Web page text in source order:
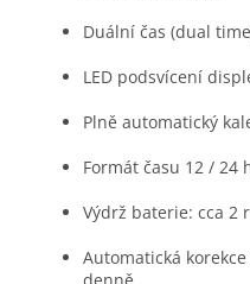
Duální čas (dual
LED podsvícení
Plně automatický
Formát času 12 / 24
Výdrž baterie: cca 2
Automatická